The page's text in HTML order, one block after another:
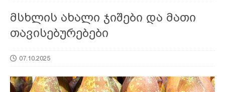
მსხლის ახალი ჯიშები და მათი
თავისებურებები
07.10.2025